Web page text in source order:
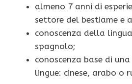
almeno 7 anni di
settore del bestiame e
conoscenza della
spagnolo;
conoscenza base di
lingue: cinese, arabo o